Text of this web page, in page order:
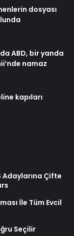
dosyası
ABD, bir yanda
namaz
kapıları
Adaylarına Çifte
İle Tüm Evcil
Seçilir